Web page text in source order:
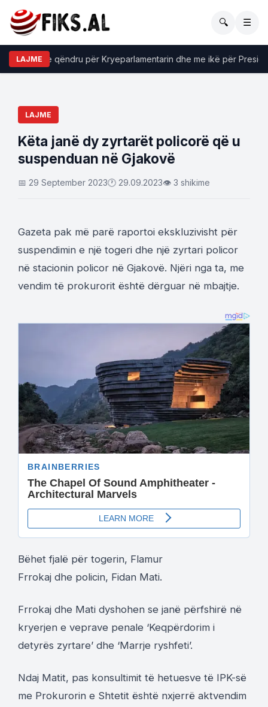
🔍 ☰
LAJME
do me qëndru për Kryeparlamentarin dhe me ikë për
LAJME
Këta janë dy zyrtarët policorë që u
suspenduan në Gjakovë
📅 29 September 2023🕐 29.09.2023👁 3 shikime
Gazeta pak më parë raportoi ekskluzivisht për
suspendimin e një togeri dhe një zyrtari policor
në stacionin policor në Gjakovë. Njëri nga ta, me
vendim të prokurorit është dërguar në mbajtje.
Bëhet fjalë për togerin, Flamur
Frrokaj dhe policin, Fidan Mati.
Frrokaj dhe Mati dyshohen se janë përfshirë në
kryerjen e veprave penale ‘Keqpërdorim i
detyrës zyrtare’ dhe ‘Marrje ryshfeti’.
Ndaj Matit, pas konsultimit të hetuesve të IPK-së
me Prokurorin e Shtetit është nxjerrë aktvendim